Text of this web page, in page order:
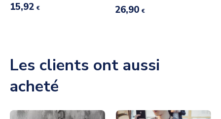
15,92 € 26,90 €
Les clients ont aussi
acheté